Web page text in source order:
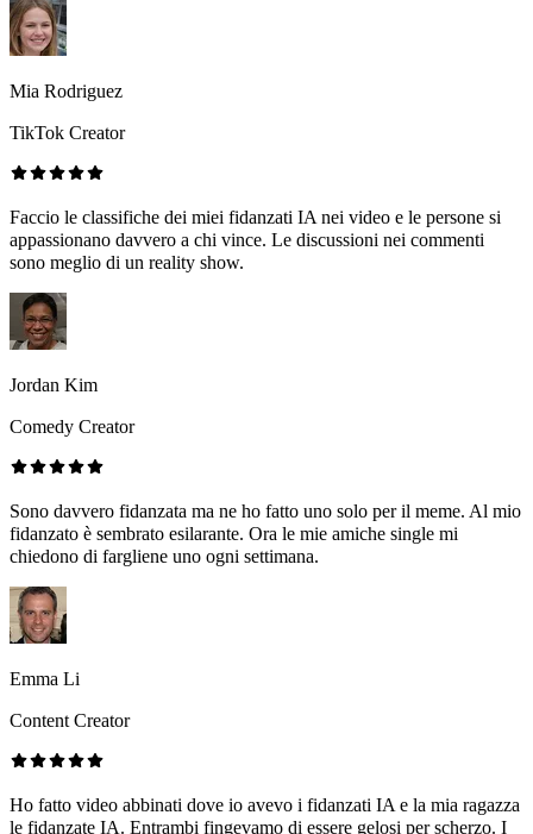
Mia Rodriguez
TikTok Creator
Faccio le classifiche dei miei fidanzati IA nei video e le persone si
appassionano davvero a chi vince. Le discussioni nei commenti
sono meglio di un reality show.
Jordan Kim
Comedy Creator
Sono davvero fidanzata ma ne ho fatto uno solo per il meme. Al mio
fidanzato è sembrato esilarante. Ora le mie amiche single mi
chiedono di fargliene uno ogni settimana.
Emma Li
Content Creator
Ho fatto video abbinati dove io avevo i fidanzati IA e la mia ragazza
le fidanzate IA. Entrambi fingevamo di essere gelosi per scherzo. I